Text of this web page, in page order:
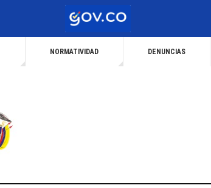
NORMATIVIDAD DENUNCIAS